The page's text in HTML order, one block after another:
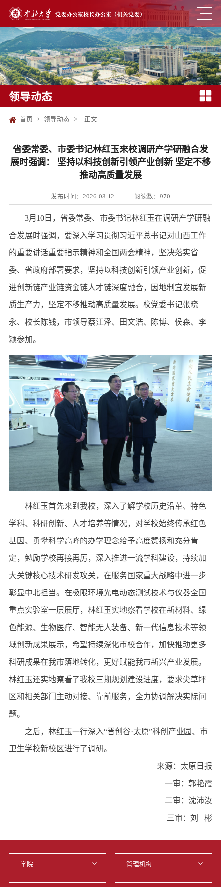
领导动态
首页 > 领导动态 > 正文
省委常委、市委书记林红玉来校调研产学研融合发
展时强调： 坚持以科技创新引领产业创新 坚定不移
推动高质量发展
发布时间：2026-03-12 阅读数： 970
3月10日，省委常委、市委书记林红玉在调研产学研融
合发展时强调，要深入学习贯彻习近平总书记对山西工作
的重要讲话重要指示精神和全国两会精神，坚决落实省
委、省政府部署要求，坚持以科技创新引领产业创新，促
进创新链产业链资金链人才链深度融合，因地制宜发展新
质生产力，坚定不移推动高质量发展。校党委书记张晓
永、校长陈钱，市领导蔡江泽、田文浩、陈博、侯森、李
颖参加。
林红玉首先来到我校，深入了解学校历史沿革、特色
学科、科研创新、人才培养等情况，对学校始终传承红色
基因、勇攀科学高峰的办学理念给予高度赞扬和充分肯
定，勉励学校再接再厉，深入推进一流学科建设，持续加
大关键核心技术研发攻关，在服务国家重大战略中进一步
彰显中北担当。在极限环境光电动态测试技术与仪器全国
重点实验室一层展厅，林红玉实地察看学校在新材料、绿
色能源、生物医疗、智能无人装备、新一代信息技术等领
域创新成果展示，希望持续深化市校合作，加快推动更多
科研成果在我市落地转化，更好赋能我市新兴产业发展。
林红玉还实地察看了我校三期规划建设进度，要求尖草坪
区和相关部门主动对接、靠前服务，全力协调解决实际问
题。
之后，林红玉一行深入“晋创谷·太原”科创产业园、市
卫生学校新校区进行了调研。
来源：太原日报
一审：郭艳霞
二审：沈沛汝
三审：刘 彬